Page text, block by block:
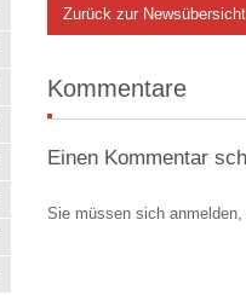
Zurück zur Newsübersicht
Kommentare
Einen Kommentar
Sie müssen sich